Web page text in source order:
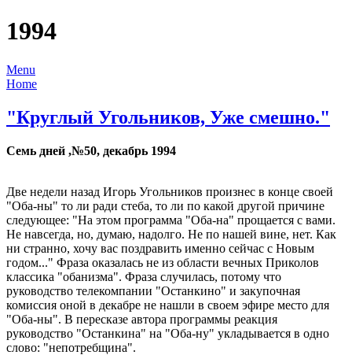
1994
Menu
Home
"Круглый Угольников, Уже смешно."
Семь дней ,№50, декабрь 1994
Две недели назад Игорь Угольников произнес в конце своей
"Оба-ны" то ли ради стеба, то ли по какой другой причине
следующее: "На этом программа "Оба-на" прощается с вами.
Не навсегда, но, думаю, надолго. Не по нашей вине, нет. Как
ни странно, хочу вас поздравить именно сейчас с Новым
годом..." Фраза оказалась не из области вечных Приколов
классика "обанизма". Фраза случилась, потому что
руководство телекомпании "Останкино" и закупочная
комиссия оной в декабре не нашли в своем эфире место для
"Оба-ны". В пересказе автора программы реакция
руководство "Останкина" на "Оба-ну" укладывается в одно
слово: "непотребщина".